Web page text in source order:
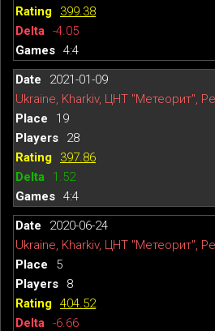
399.38
-4.05
4:4
2021-01-09
Ukraine, Kharkiv, ЦНТ "Метеорит",
19
28
397.86
1.52
4:4
2020-06-24
Ukraine, Kharkiv, ЦНТ "Метеорит",
5
8
404.52
-6.66